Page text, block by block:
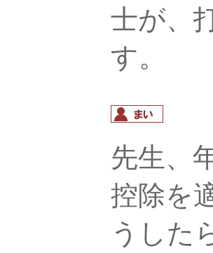
士が、
す。
先生、
控除を
うした